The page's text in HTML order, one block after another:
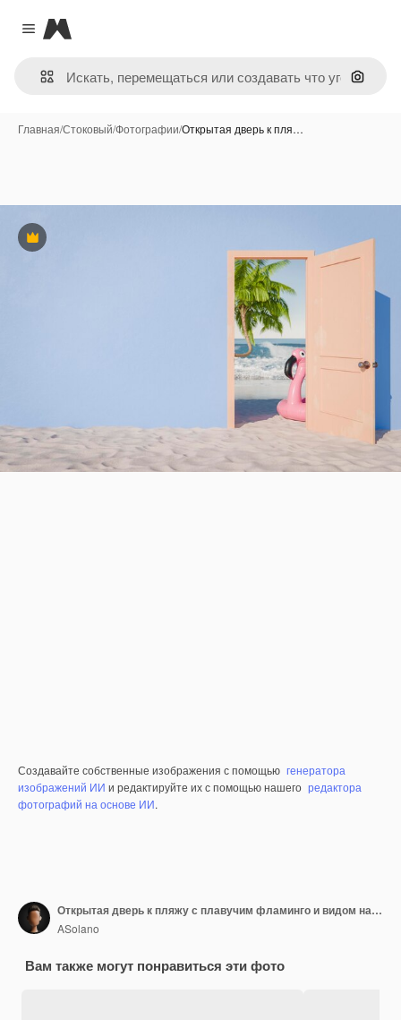
Close menu
Magnific
Поиск
Главная/Стоковый/Фотографии/Открытая дверь к пля…
Премиум
Создавайте собственные изображения с помощью генератора
изображений ИИ и редактируйте их с помощью нашего редактора
фотографий на основе ИИ.
Открытая дверь к пляжу с плавучим фламинго и видом на пальмы
ASolano
Вам также могут понравиться эти фото